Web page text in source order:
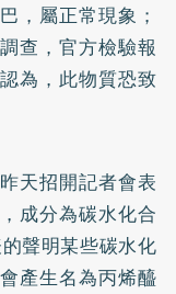
，屬正常現象；
查，官方檢驗報
為，此物質恐致
天招開記者會表
成分為碳水化合
聲明某些碳水化
產生名為丙烯醯